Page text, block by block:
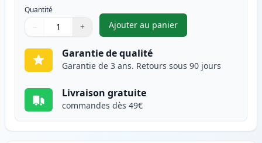
Quantité
Quantité
Utilisez les boutons pour ajuster
− +
Quantité
Ajouter au panier
,Canon 718 (2661B002AA)
Garantie de qualité
Garantie de 3 ans. Retours sous 90 jours
Livraison gratuite
commandes dès 49€